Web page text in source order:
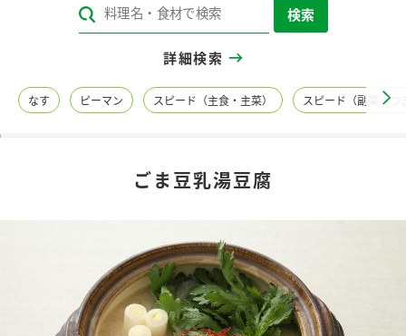
レシピカテゴリ一覧
レシピ名特集
酢 調味酢
キャンペーン情報
検索
詳細検索
なす ピーマン スピード（主食・主菜） スピード（副菜・つ
ごま豆乳湯豆腐